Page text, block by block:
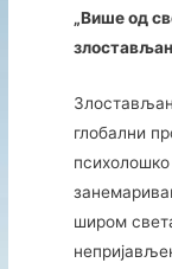
„Више од
глобални
широм